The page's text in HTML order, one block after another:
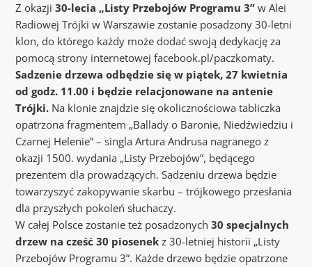
Z okazji 30-lecia „Listy Przebojów Programu 3” w Alei
Radiowej Trójki w Warszawie zostanie posadzony 30-letni
klon, do którego każdy może dodać swoją dedykację za
pomocą strony internetowej facebook.pl/paczkomaty.
Sadzenie drzewa odbędzie się w piątek, 27 kwietnia
od godz. 11.00 i będzie relacjonowane na antenie
Trójki. Na klonie znajdzie się okolicznościowa tabliczka
opatrzona fragmentem „Ballady o Baronie, Niedźwiedziu i
Czarnej Helenie” – singla Artura Andrusa nagranego z
okazji 1500. wydania „Listy Przebojów”, będącego
prezentem dla prowadzących. Sadzeniu drzewa będzie
towarzyszyć zakopywanie skarbu – trójkowego przesłania
dla przyszłych pokoleń słuchaczy.
W całej Polsce zostanie też posadzonych 30 specjalnych
drzew na cześć 30 piosenek z 30-letniej historii „Listy
Przebojów Programu 3”. Każde drzewo będzie opatrzone